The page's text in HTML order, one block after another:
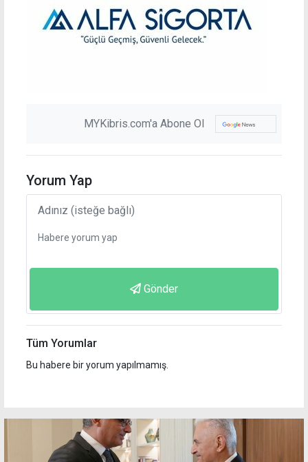
MYKibris.com'a Abone Ol
Yorum Yap
Gönder
Tüm Yorumlar
Bu habere bir yorum yapılmamış.